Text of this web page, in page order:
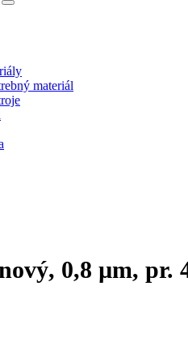
materiál
0,8 µm, pr.